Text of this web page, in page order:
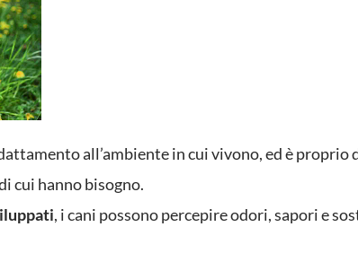
all’ambiente in cui vivono, ed è
cui hanno bisogno.
, i cani possono percepire odori, sapori e